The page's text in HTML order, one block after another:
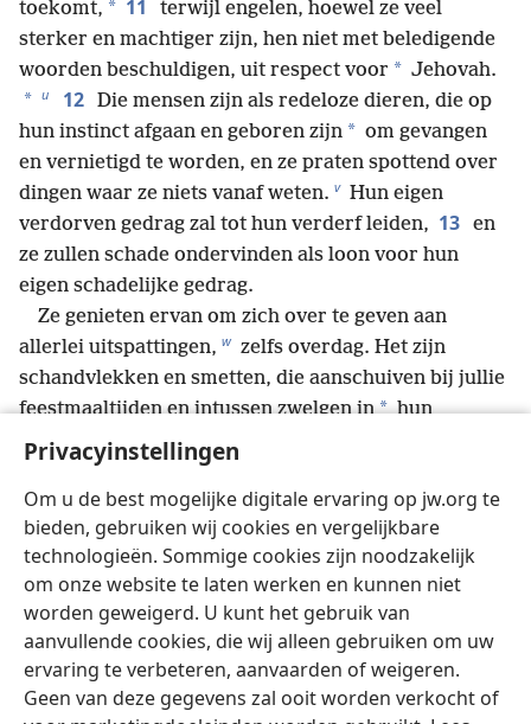
Privacyinstellingen
Om u de best mogelijke digitale ervaring op jw.org te
bieden, gebruiken wij cookies en vergelijkbare
technologieën. Sommige cookies zijn noodzakelijk
om onze website te laten werken en kunnen niet
worden geweigerd. U kunt het gebruik van
aanvullende cookies, die wij alleen gebruiken om uw
ervaring te verbeteren, aanvaarden of weigeren.
Geen van deze gegevens zal ooit worden verkocht of
toekomt, * 11
terwijl engelen, hoewel ze veel
sterker en machtiger zijn, hen niet met beledigende
woorden beschuldigen, uit respect voor * Jehovah.
* u 12 Die mensen zijn als redeloze dieren, die op
hun instinct afgaan en geboren zijn * om gevangen
en vernietigd te worden, en ze praten spottend over
dingen waar ze niets vanaf weten. v Hun eigen
verdorven gedrag zal tot hun verderf leiden, 13 en
ze zullen schade ondervinden als loon voor hun
eigen schadelijke gedrag.
Ze genieten ervan om zich over te geven aan
allerlei uitspattingen, w zelfs overdag. Het zijn
schandvlekken en smetten, die aanschuiven bij jullie
feestmaaltijden en intussen zwelgen in * hun
bedrieglijke leringen.
overspel y
en kunnen niet ophouden met zondigen,
en ze verleiden onstandvastige personen. *Ze
hebben een hart dat geoefend is in hebzucht. Het zijn
vervloekte kinderen. 15 Ze hebben het rechte pad
verlaten en zijn afgedwaald. Ze zijn het pad opgegaan
van Bi̱leam, z de zoon van Be̱or, die het loon van
onrecht liefhad a 16 maar werd terechtgewezen
voor zijn eigen overtreding. b
Een stom lastdier
sprak met de stem van een mens om de profeet